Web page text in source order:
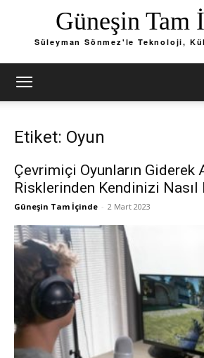
Güneşin Tam
Süleyman Sönmez'le Teknoloji,
Etiket: Oyun
Çevrimiçi Oyunların Giderek
Risklerinden Kendinizi Nasıl
Güneşin Tam İçinde - 2 Mart 2023